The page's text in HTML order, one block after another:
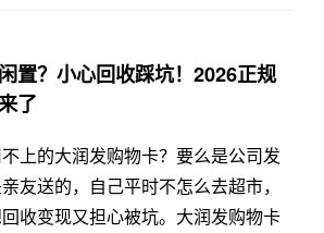
置？小心回收踩坑！2026正规
了
上的大润发购物卡？要么是公司发
友送的，自己平时不怎么去超市，
收变现又担心被坑。大润发购物卡